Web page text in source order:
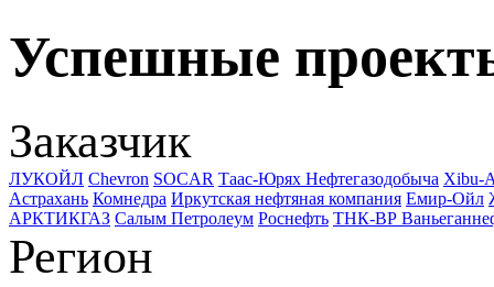
Успешные
Заказчик
ЛУКОЙЛ Chevron SOCAR Таас-Юрях Нефтегазодобыча Xibu-
Астрахань Комнедра Иркутская нефтяная компания Емир-Ойл
АРКТИКГАЗ Салым Петролеум Роснефть ТНК-ВР
Регион